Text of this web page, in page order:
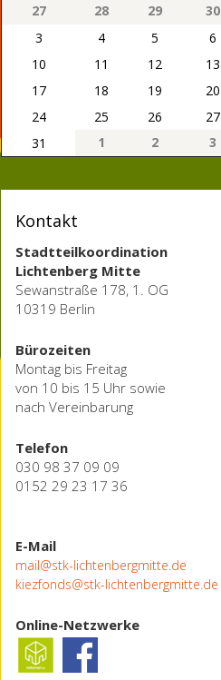
27
28 29 30
3
4 5 6
10
11 12 13
17
18 19 20
24
25 26 27
31
1 2 3
Kontakt
Stadtteilkoordination
Lichtenberg Mitte
Sewanstraße 178, 1. OG
10319 Berlin
Bürozeiten
Montag bis Freitag
von 10 bis 15 Uhr sowie
nach Vereinbarung
Telefon
030 98 37 09 09
0152 29 23 17 36
E-Mail
mail@stk-lichtenbergmitte.de
kiezfonds@stk-lichtenbergmitte.de
Online-Netzwerke